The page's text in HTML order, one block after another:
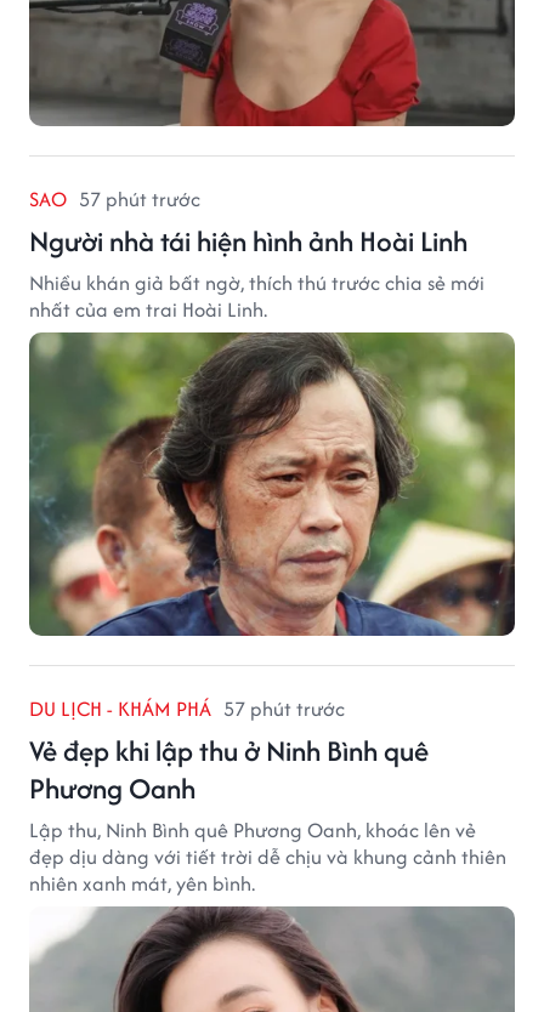
SAO 57 phút trước
Người nhà tái hiện hình ảnh Hoài Linh
Nhiều khán giả bất ngờ, thích thú trước chia sẻ mới
nhất của em trai Hoài Linh.
DU LỊCH - KHÁM PHÁ 57 phút trước
Vẻ đẹp khi lập thu ở Ninh Bình quê
Phương Oanh
Lập thu, Ninh Bình quê Phương Oanh, khoác lên vẻ
đẹp dịu dàng với tiết trời dễ chịu và khung cảnh thiên
nhiên xanh mát, yên bình.